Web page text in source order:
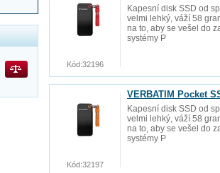
Kapesní disk SSD od
velmi lehký, váží 58
na to, aby se vešel do
systémy P
Kód:32196
VERBATIM Pocket
Kapesní disk SSD od
velmi lehký, váží 58
na to, aby se vešel do
systémy P
Kód:32197